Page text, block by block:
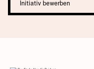
Initiativ bewerben